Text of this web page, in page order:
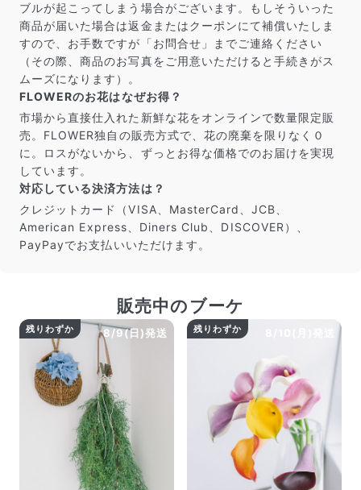
もし届いたお花に「枯れている」「折れている」などの
不備があった場合は、些細なことでもお気軽にサポート
までご連絡ください。ご返金にて補償いたします。
商品ページに掲載している写真は、実際にお届けする商
品を撮影したものです。お花は生き物なので、どうして
も色味やサイズ・咲き方に個体差はありますが、できる
だけ写真のイメージに近いものをお届けできるように人
の目でチェックをしています。
ブルが起こってしまう場合がございます。もしそういった
商品が届いた場合は返金またはクーポンにて補償いたしま
すので、お手数ですが「お問合せ」までご連絡ください
（その際、商品のお写真をご用意いただけると手続きがス
ムーズになります）。
FLOWERのお花はなぜお得？
市場から直接仕入れた新鮮な花をオンラインで数量限定販
売。FLOWER独自の販売方式で、花の廃棄を限りなく０
に。ロスがないから、ずっとお得な価格でのお届けを実現
しています。
対応している決済方法は？
クレジットカード（VISA、MasterCard、JCB、
American Express、Diners Club、DISCOVER）、
PayPayでお支払いいただけます。
販売中のブーケ
8/9(日)発送
残りわずか 残りわずか